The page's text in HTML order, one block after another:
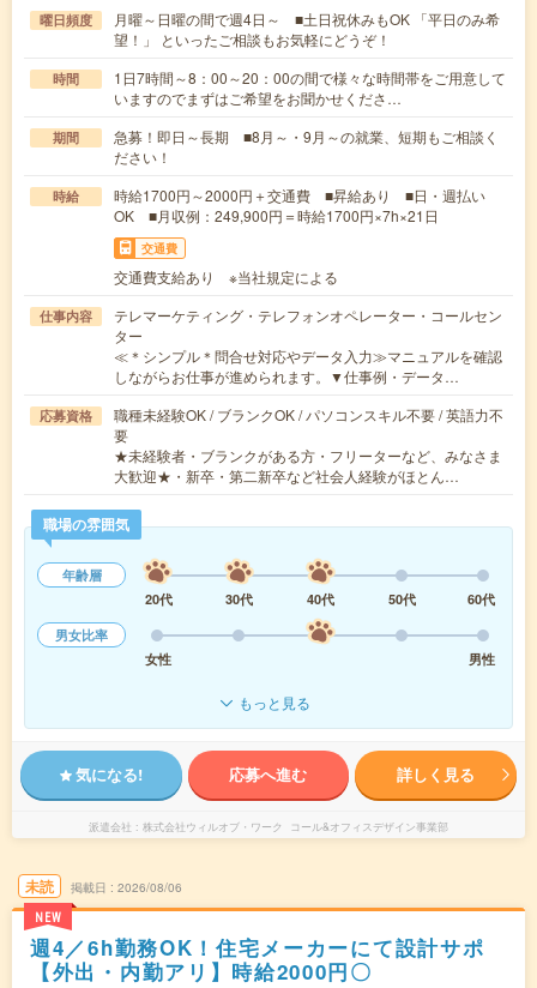
曜日頻度
月曜～日曜の間で週4日～ ■土日祝休みもOK 「平日のみ希
望！」 といったご相談もお気軽にどうぞ！
時間
1日7時間～8：00～20：00の間で様々な時間帯をご用意して
いますのでまずはご希望をお聞かせくださ…
期間
急募！即日～長期 ■8月～・9月～の就業、短期もご相談く
ださい！
時給
時給1700円～2000円＋交通費 ■昇給あり ■日・週払い
OK ■月収例：249,900円＝時給1700円×7h×21日
交通費
交通費支給あり ※当社規定による
仕事内容
テレマーケティング・テレフォンオペレーター・コールセン
ター
≪＊シンプル＊問合せ対応やデータ入力≫マニュアルを確認
しながらお仕事が進められます。▼仕事例・データ…
応募資格
職種未経験OK / ブランクOK / パソコンスキル不要 / 英語力不
要
★未経験者・ブランクがある方・フリーターなど、みなさま
大歓迎★・新卒・第二新卒など社会人経験がほとん…
職場の雰囲気
年齢層
20代
30代 40代 50代
60代
男女比率
女性
男性
もっと見る
気になる! 応募へ進む 詳しく見る
派遣会社 株式会社ウィルオブ・ワーク コール&オフィスデザイン事業部
未読
NEW
掲載日 2026/08/06
週4／6h勤務OK！住宅メーカーにて設計サポ
【外出・内勤アリ】時給2000円〇